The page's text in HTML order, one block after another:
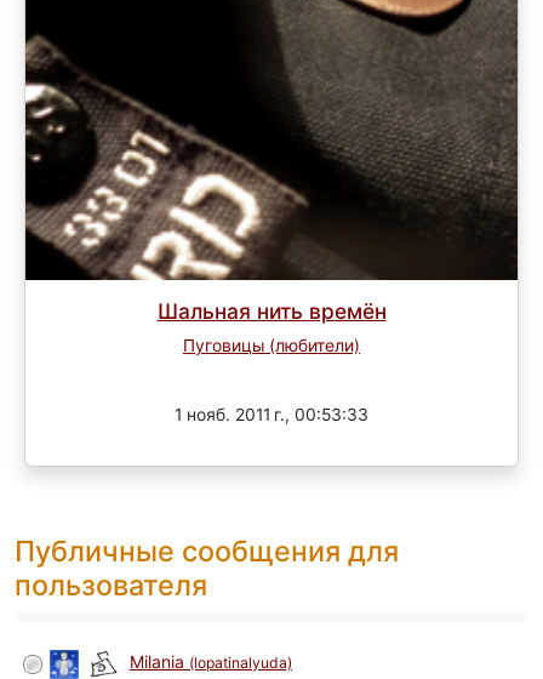
Шальная нить времён
Пуговицы (любители)
1 нояб. 2011 г., 00:53:33
Публичные сообщения для
пользователя
Milania (lopatinalyuda)